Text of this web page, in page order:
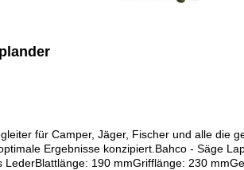
für Camper, Jäger, Fischer und alle die
Ergebnisse konzipiert.Bahco - Säge
190 mmGrifflänge: 230